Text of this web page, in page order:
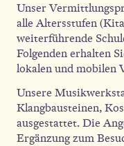
Unser
alle Altersstufen
weiterführende
Folgenden erhalten
lokalen und mobilen
Unsere
Klangbausteinen,
ausgestattet. Die
Ergänzung zum